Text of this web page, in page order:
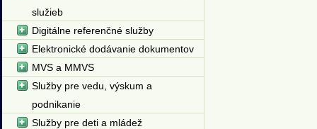
služieb
Digitálne referenčné služby
Elektronické dodávanie dokumentov
MVS a MMVS
Služby pre vedu, výskum a
podnikanie
Služby pre deti a mládež